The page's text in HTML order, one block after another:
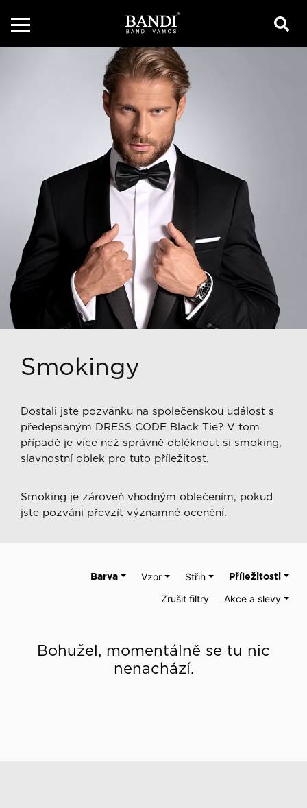
Smokingy
Dostali jste pozvánku na společenskou událost s
předepsaným DRESS CODE Black Tie? V tom
případě je více než správně obléknout si smoking,
slavnostní oblek pro tuto příležitost.
Smoking je zároveň vhodným oblečením, pokud
jste pozváni převzít významné ocenění.
Příležitosti
Střih
Vzor
Barva
Akce a slevy
Zrušit filtry
Bohužel, momentálně se tu nic
nenachází.